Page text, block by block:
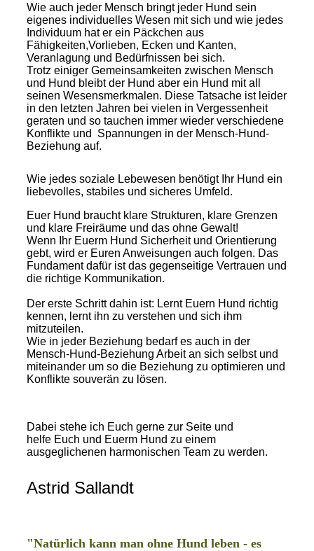
Wie auch jeder Mensch bringt jeder Hund sein
eigenes individuelles Wesen mit sich und wie jedes
Individuum hat er ein Päckchen aus
Fähigkeiten,Vorlieben, Ecken und Kanten,
Veranlagung und Bedürfnissen bei sich.
Trotz einiger Gemeinsamkeiten zwischen Mensch
und Hund bleibt der Hund aber ein Hund mit all
seinen Wesensmerkmalen. Diese Tatsache ist leider
in den letzten Jahren bei vielen in Vergessenheit
geraten und so tauchen immer wieder verschiedene
Konflikte und Spannungen in der Mensch-Hund-
Beziehung auf.
Wie jedes soziale Lebewesen benötigt Ihr Hund ein
liebevolles, stabiles und sicheres Umfeld.
Euer Hund braucht klare Strukturen, klare Grenzen
und klare Freiräume und das ohne Gewalt!
Wenn Ihr Euerm Hund Sicherheit und Orientierung
gebt, wird er Euren Anweisungen auch folgen. Das
Fundament dafür ist das gegenseitige Vertrauen und
die richtige Kommunikation.
Der erste Schritt dahin ist: Lernt Euern Hund richtig
kennen, lernt ihn zu verstehen und sich ihm
mitzuteilen.
Wie in jeder Beziehung bedarf es auch in der
Mensch-Hund-Beziehung Arbeit an sich selbst und
miteinander um so die Beziehung zu optimieren und
Konflikte souverän zu lösen.
Dabei stehe ich Euch gerne zur Seite und
helfe Euch und Euerm Hund zu einem
ausgeglichenen harmonischen Team zu werden.
Astrid Sallandt
"Natürlich kann man ohne Hund leben - es